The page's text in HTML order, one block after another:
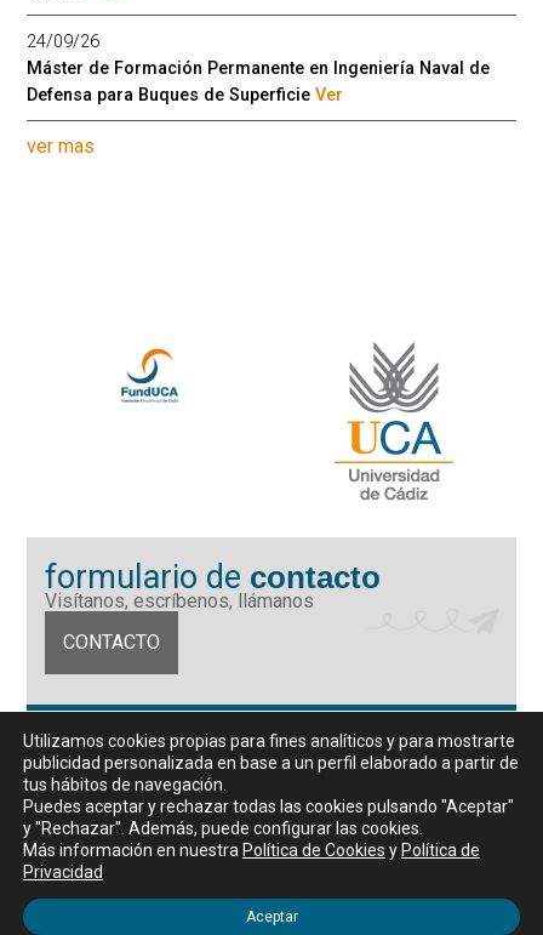
24/09/26
Máster de Formación Permanente en Ingeniería Naval de
Defensa para Buques de SuperficieVer
ver mas
formulario de contacto
Visítanos, escríbenos, llámanos
CONTACTO
Fundación Universidad de Cádiz
Calle Ancha 10 (Edificio José Pérez Llorca), CP. 11001, Cádiz
CIF: G11442167
956 07 03 70 / 72
Horario de atención al público
De lunes a viernes, de 9 a 14 horas
Utilizamos cookies propias para fines analíticos y para mostrarte
publicidad personalizada en base a un perfil elaborado a partir de
tus hábitos de navegación.
Puedes aceptar y rechazar todas las cookies pulsando "Aceptar"
y "Rechazar". Además, puede configurar las cookies.
Más información en nuestra Política de Cookies y Política de
Privacidad
Aceptar